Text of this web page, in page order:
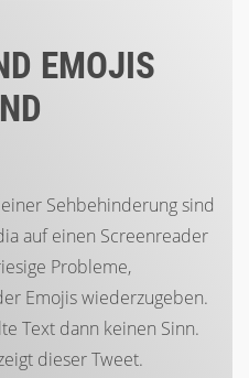
EMOJIS
Sehbehinderung sind
auf einen Screenreader
Probleme,
Emojis wiederzugeben.
Text dann keinen Sinn.
dieser Tweet.